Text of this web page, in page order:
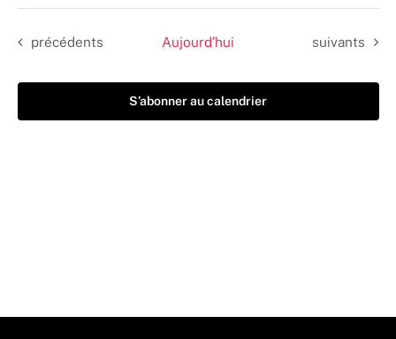
date.
Évènements
précédents Aujourd’hui Évènements
suivants
S’abonner au calendrier